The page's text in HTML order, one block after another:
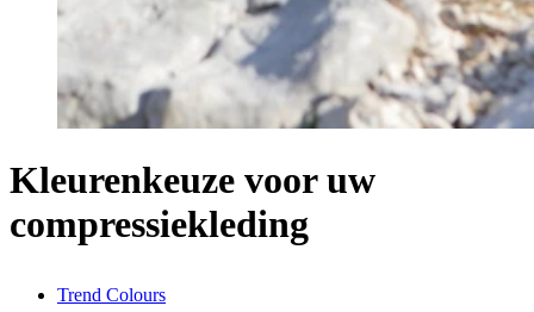
Kleurenkeuze voor uw
compressiekleding
Trend Colours